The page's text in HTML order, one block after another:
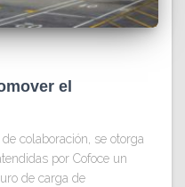
el
colaboración, se otorga
por Cofoce un
de carga de